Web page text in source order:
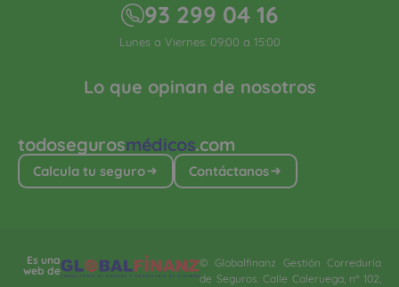
todosegurosmédicos.com
Calcula tu seguro Contáctanos
Lo que opinan de nosotros
93 299 04 16
Lunes a Viernes: 09:00 a 15:00
Es una
web de
© Globalfinanz Gestión Correduría
de Seguros. Calle Caleruega, nº 102,